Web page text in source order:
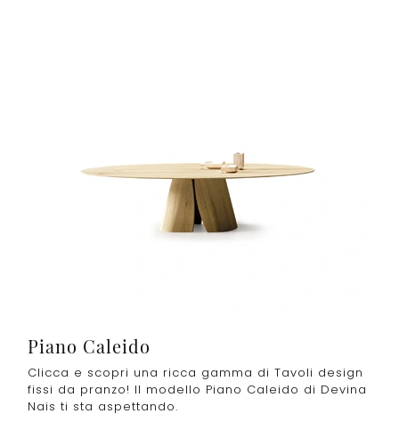
Piano Caleido
Clicca e scopri una ricca gamma di Tavoli design
fissi da pranzo! Il modello Piano Caleido di Devina
Nais ti sta aspettando.